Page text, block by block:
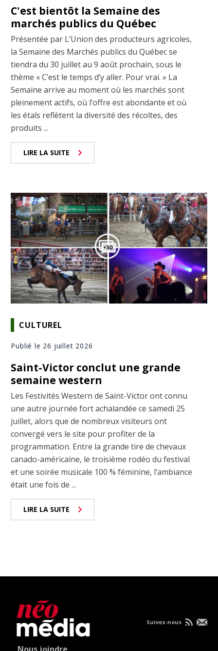
C'est bientôt la Semaine des
marchés publics du Québec
Présentée par L’Union des producteurs agricoles,
la Semaine des Marchés publics du Québec se
tiendra du 30 juillet au 9 août prochain, sous le
thème « C’est le temps d’y aller. Pour vrai. » La
Semaine arrive au moment où les marchés sont
pleinement actifs, où l’offre est abondante et où
les étals reflètent la diversité des récoltes, des
produits ...
LIRE LA SUITE
CULTUREL
Publié le 26 juillet 2026
Saint-Victor conclut une grande
semaine western
Les Festivités Western de Saint-Victor ont connu
une autre journée fort achalandée ce samedi 25
juillet, alors que de nombreux visiteurs ont
convergé vers le site pour profiter de la
programmation. Entre la grande tire de chevaux
canado-américaine, le troisième rodéo du festival
et une soirée musicale 100 % féminine, l’ambiance
était une fois de ...
LIRE LA SUITE
Suivez-nous